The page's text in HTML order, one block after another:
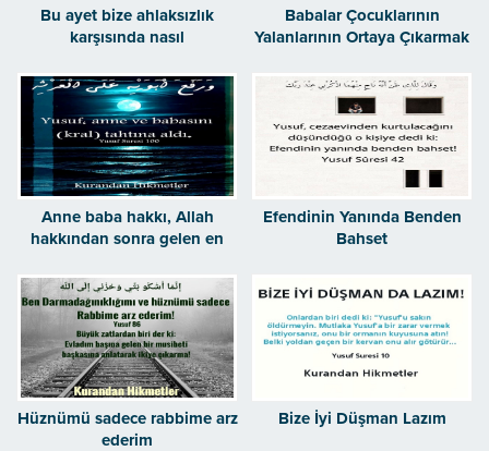
Bu ayet bize ahlaksızlık
karşısında nasıl
veriyor
Babalar Çocuklarının
Yalanlarının Ortaya Çıkarmak
Anne baba hakkı, Allah
hakkından sonra gelen en
Efendinin Yanında Benden
Bahset
Hüznümü sadece rabbime arz
ederim
Bize İyi Düşman Lazım